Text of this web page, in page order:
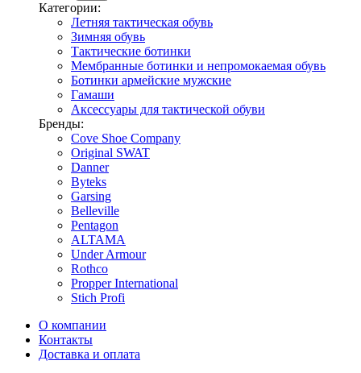
Категории:
Летняя тактическая обувь
Зимняя обувь
Тактические ботинки
Мембранные ботинки и непромокаемая обувь
Ботинки армейские мужские
Гамаши
Аксессуары для тактической обуви
Бренды:
Cove Shoe Company
Original SWAT
Danner
Byteks
Garsing
Belleville
Pentagon
ALTAMA
Under Armour
Rothco
Propper International
Stich Profi
О компании
Контакты
Доставка и оплата